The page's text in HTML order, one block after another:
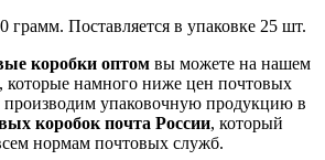
грамм. Поставляется в упаковке 25 шт.
коробки оптом вы можете на нашем
которые намного ниже цен почтовых
упаковочную продукцию в
коробок почта России, который
нормам почтовых служб.